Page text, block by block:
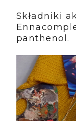
Składniki
panthenol.